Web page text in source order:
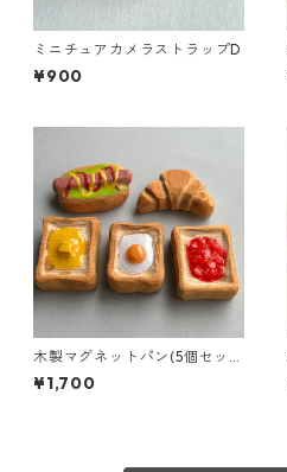
ミニチュアカメラストラップD
¥900
木製マグネットパン(5個セッ
ト)E
¥1,700